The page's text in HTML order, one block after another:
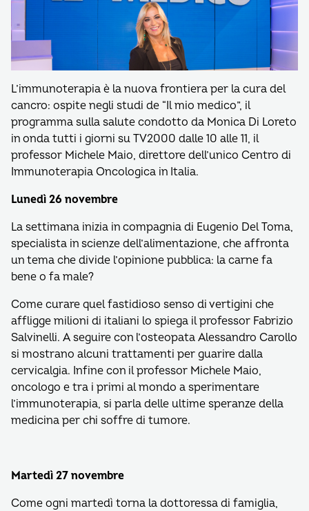
L’immunoterapia è la nuova frontiera per la cura del
cancro: ospite negli studi de “Il mio medico”, il
programma sulla salute condotto da Monica Di Loreto
in onda tutti i giorni su TV2000 dalle 10 alle 11, il
professor Michele Maio, direttore dell’unico Centro di
Immunoterapia Oncologica in Italia.
Lunedì 26 novembre
La settimana inizia in compagnia di Eugenio Del Toma,
specialista in scienze dell’alimentazione, che affronta
un tema che divide l’opinione pubblica: la carne fa
bene o fa male?
Come curare quel fastidioso senso di vertigini che
affligge milioni di italiani lo spiega il professor Fabrizio
Salvinelli. A seguire con l’osteopata Alessandro Carollo
si mostrano alcuni trattamenti per guarire dalla
cervicalgia. Infine con il professor Michele Maio,
oncologo e tra i primi al mondo a sperimentare
l’immunoterapia, si parla delle ultime speranze della
medicina per chi soffre di tumore.
Martedì 27 novembre
Come ogni martedì torna la dottoressa di famiglia,